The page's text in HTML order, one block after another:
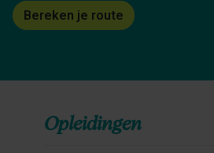
Bereken je route
Opleidingen